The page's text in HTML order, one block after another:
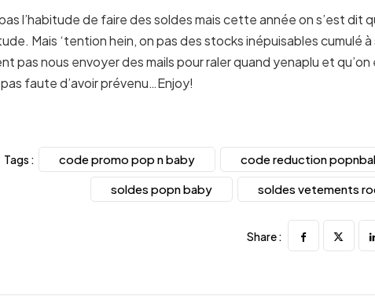
l’habitude de faire des soldes mais cette année on s’est dit
Mais ‘tention hein, on pas des stocks inépuisables
pas nous envoyer des mails pour raler quand yenaplu et
faute d’avoir prévenu…Enjoy!
Tags : code promo pop n baby
code reduction
soldes popn baby
soldes vetements
Share :